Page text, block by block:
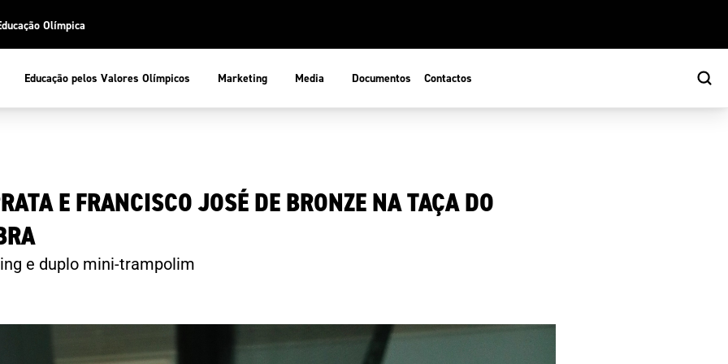
Olímpica
Educação pelos Valores Olímpicos Marketing Media Documentos Contactos
Participação Desportiva
de Portugal
Olímpico
e Conhecimento
E FRANCISCO JOSÉ DE BRONZE NA TAÇA DO
e duplo mini-trampolim